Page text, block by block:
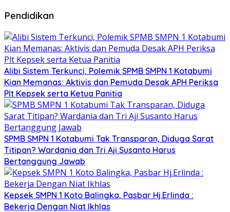
Pendidikan
Alibi Sistem Terkunci, Polemik SPMB SMPN 1 Kotabumi
Kian Memanas: Aktivis dan Pemuda Desak APH Periksa
Plt Kepsek serta Ketua Panitia
SPMB SMPN 1 Kotabumi Tak Transparan, Diduga Sarat
Titipan? Wardania dan Tri Aji Susanto Harus
Bertanggung Jawab
Kepsek SMPN 1 Koto Balingka, Pasbar Hj.Erlinda :
Bekerja Dengan Niat Ikhlas